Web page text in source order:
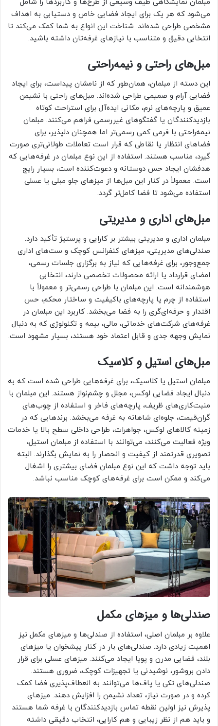
مبلمان نمایشگاهی طیف وسیعی از طرح‌ها و کاربردها را شامل
می‌شود که هر یک برای ایجاد فضایی خاص و دستیابی به اهداف
مشخصی طراحی شده‌اند. شناخت این انواع به شما کمک می‌کند تا
انتخابی دقیق و متناسب با نیازهای غرفه‌تان داشته باشید.
مبل‌های راحتی و نیمه‌راحتی
این دسته از مبلمان، همان‌طور که از نامشان پیداست، برای ایجاد
فضایی آرام و صمیمی طراحی شده‌اند. مبل‌های راحتی با نشیمن
عمیق و پارچه‌های نرم، مکانی ایده‌آل برای استراحت کوتاه
بازدیدکنندگان یا گفتگوهای غیررسمی فراهم می‌کنند. مبلمان
نیمه‌راحتی با فرمی کمی رسمی‌تر اما همچنان دلپذیر، برای
فضاهای انتظار یا نقاطی که قرار است تعاملات طولانی‌تری صورت
گیرد، مناسب هستند. استفاده از این نوع مبلمان در غرفه‌هایی که
هدفشان ایجاد حس دوستانه و دعوت‌کننده است، بسیار رایج
است. معمولاً در کنار این مبل‌ها از میزهای جلو مبلی یا عسلی
استفاده می‌شود تا فضا کامل‌تر گردد.
مبل‌های اداری و مدیریتی
مبلمان اداری و مدیریتی بیشتر بر کارایی و پرستیژ تأکید دارد.
صندلی‌های مدیریتی، میزهای کنفرانس کوچک و ست‌های اداری
جمع‌وجور، برای غرفه‌هایی که نیاز به برگزاری جلسات رسمی،
امضای قرارداد یا ارائه محصولات تخصصی دارند، انتخابی
هوشمندانه است. این مبلمان با طراحی رسمی‌تر و معمولاً با
استفاده از چرم یا پارچه‌های باکیفیت و ساختار محکم، حس
اقتدار و حرفه‌ای‌گری را به فضا می‌بخشد. کاربرد این مبلمان در
غرفه‌های شرکت‌های خدماتی، مالی، بیمه و تکنولوژی که به دنبال
نمایش وجهه جدی و قابل اعتماد خود هستند، بسیار مشهود است.
مبل‌های استیل و کلاسیک
مبلمان استیل یا کلاسیک، برای غرفه‌هایی طراحی شده است که به
دنبال ایجاد فضایی لوکس، مجلل و چشم‌نواز هستند. این مبلمان با
منبت‌کاری‌های ظریف، پارچه‌های فاخر و استفاده از چوب‌های
گران‌قیمت، جلوه‌ای شاهانه به غرفه می‌بخشد. برندهایی که در
زمینه کالاهای لوکس، جواهرات، طراحی داخلی سطح بالا یا خدمات
ویژه فعالیت می‌کنند، می‌توانند با استفاده از مبلمان استیل،
تصویری قدرتمند از کیفیت و انحصار را به نمایش بگذارند. البته
باید توجه داشت که این نوع مبلمان فضای بیشتری را اشغال
می‌کند و ممکن است برای غرفه‌های کوچک مناسب نباشد.
صندلی‌ها و میزهای مکمل
علاوه بر مبلمان اصلی، استفاده از صندلی‌ها و میزهای مکمل نیز
اهمیت زیادی دارد. صندلی‌های بار در کنار پیشخوان یا میزهای
بلند، فضایی مدرن و پویا ایجاد می‌کنند. میزهای عسلی برای قرار
دادن بروشور، نوشیدنی یا تجهیزات کوچک، ضروری هستند.
صندلی‌های تکی یا پاف‌ها می‌توانند به انعطاف‌پذیری فضا کمک
کرده و در صورت نیاز، تعداد نشیمن را افزایش دهند. میزهای
پذیرش نیز اولین نقطه تماس بازدیدکنندگان با غرفه شما هستند
و باید هم از نظر زیبایی و هم کارایی، انتخاب دقیقی داشته